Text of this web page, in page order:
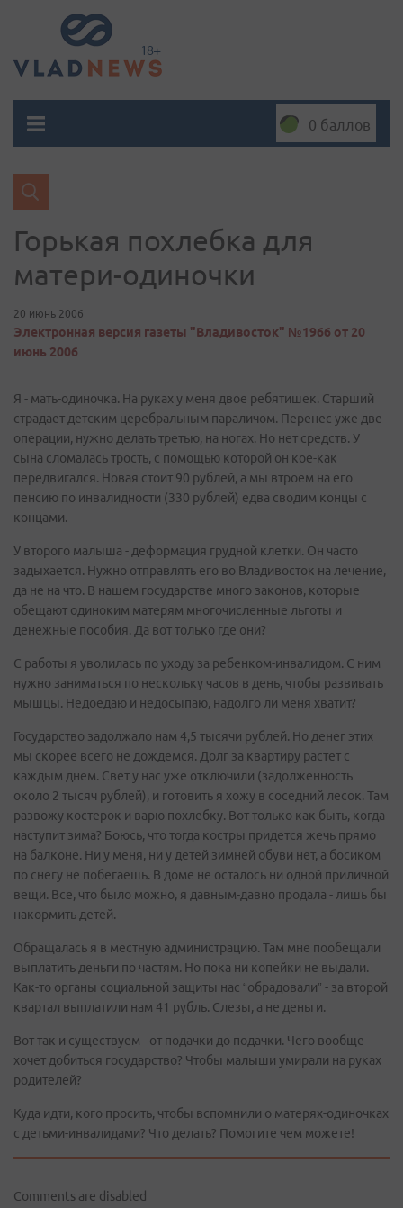
0 баллов
Горькая похлебка для
матери-одиночки
20 июнь 2006
Электронная версия газеты "Владивосток" №1966 от 20
июнь 2006
Я - мать-одиночка. На руках у меня двое ребятишек. Старший
страдает детским церебральным параличом. Перенес уже две
операции, нужно делать третью, на ногах. Но нет средств. У
сына сломалась трость, с помощью которой он кое-как
передвигался. Новая стоит 90 рублей, а мы втроем на его
пенсию по инвалидности (330 рублей) едва сводим концы с
концами.
У второго малыша - деформация грудной клетки. Он часто
задыхается. Нужно отправлять его во Владивосток на лечение,
да не на что. В нашем государстве много законов, которые
обещают одиноким матерям многочисленные льготы и
денежные пособия. Да вот только где они?
С работы я уволилась по уходу за ребенком-инвалидом. С ним
нужно заниматься по нескольку часов в день, чтобы развивать
мышцы. Недоедаю и недосыпаю, надолго ли меня хватит?
Государство задолжало нам 4,5 тысячи рублей. Но денег этих
мы скорее всего не дождемся. Долг за квартиру растет с
каждым днем. Свет у нас уже отключили (задолженность
около 2 тысяч рублей), и готовить я хожу в соседний лесок. Там
развожу костерок и варю похлебку. Вот только как быть, когда
наступит зима? Боюсь, что тогда костры придется жечь прямо
на балконе. Ни у меня, ни у детей зимней обуви нет, а босиком
по снегу не побегаешь. В доме не осталось ни одной приличной
вещи. Все, что было можно, я давным-давно продала - лишь бы
накормить детей.
Обращалась я в местную администрацию. Там мне пообещали
выплатить деньги по частям. Но пока ни копейки не выдали.
Как-то органы социальной защиты нас “обрадовали” - за второй
квартал выплатили нам 41 рубль. Слезы, а не деньги.
Вот так и существуем - от подачки до подачки. Чего вообще
хочет добиться государство? Чтобы малыши умирали на руках
родителей?
Куда идти, кого просить, чтобы вспомнили о матерях-одиночках
с детьми-инвалидами? Что делать? Помогите чем можете!
Comments are disabled